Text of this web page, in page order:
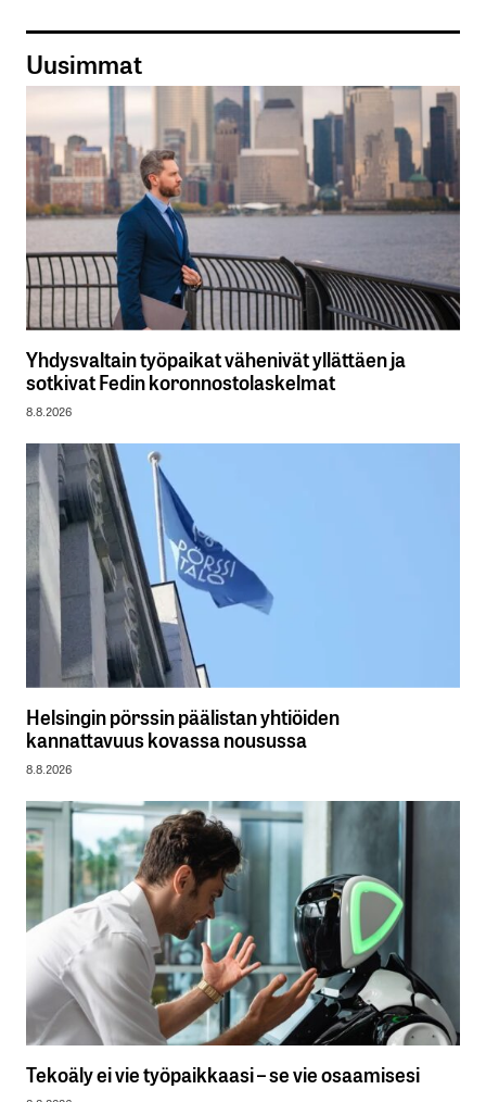
Uusimmat
Yhdysvaltain työpaikat vähenivät yllättäen ja
sotkivat Fedin koronnostolaskelmat
8.8.2026
Helsingin pörssin päälistan yhtiöiden
kannattavuus kovassa nousussa
8.8.2026
Tekoäly ei vie työpaikkaasi – se vie osaamisesi